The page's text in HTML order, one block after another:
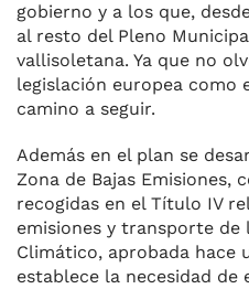
gobierno y a los que,
al resto del Pleno
vallisoletana. Ya que no
legislación europea como
camino a seguir.
Además en el plan se
Zona de Bajas Emisiones,
recogidas en el Título IV
emisiones y transporte de
Climático, aprobada hace
establece la necesidad de